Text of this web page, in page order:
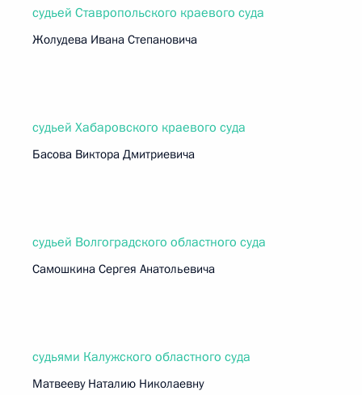
судьей Ставропольского краевого суда
Жолудева Ивана Степановича
судьей Хабаровского краевого суда
Басова Виктора Дмитриевича
судьей Волгоградского областного суда
Самошкина Сергея Анатольевича
судьями Калужского областного суда
Матвееву Наталию Николаевну